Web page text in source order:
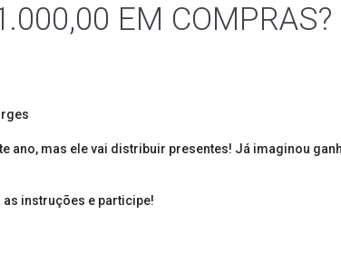
EM COMPRAS?
ano, mas ele vai distribuir presentes! Já imaginou
as instruções e participe!